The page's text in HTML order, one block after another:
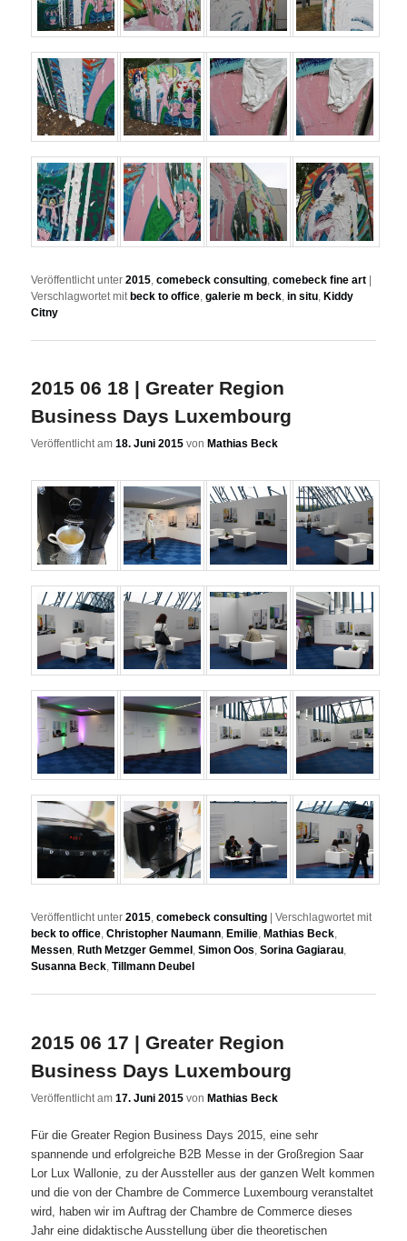
Veröffentlicht unter 2015 ,comebeck consulting ,comebeck fine art |
Verschlagwortet mit beck to office ,galerie m beck ,in situ ,Kiddy
Citny
2015 06 18 | Greater Region
Business Days Luxembourg
Veröffentlicht am18. Juni 2015 von Mathias Beck
Veröffentlicht unter 2015,comebeck consulting |Verschlagwortet mit
beck to office,Christopher Naumann, Emilie, Mathias Beck,
Messen, Ruth Metzger Gemmel ,Simon Oos,Sorina Gagiarau,
Susanna Beck,Tillmann Deubel
2015 06 17 | Greater Region
Business Days Luxembourg
Veröffentlicht am17. Juni 2015 vonMathias Beck
Für die Greater Region Business Days 2015, eine sehr
spannende und erfolgreiche B2B Messe in der Großregion Saar
Lor Lux Wallonie, zu der Aussteller aus der ganzen Welt kommen
und die von der Chambre de Commerce Luxembourg veranstaltet
wird, haben wir im Auftrag der Chambre de Commerce dieses
Jahr eine didaktische Ausstellung über die theoretischen